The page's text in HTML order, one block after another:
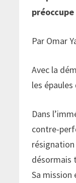
Par Omar
Avec la
les
Dans
contre-
résignation
désormais
Sa